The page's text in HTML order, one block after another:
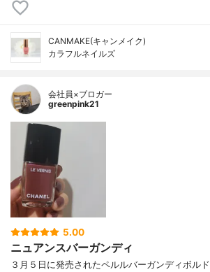
CANMAKE(キャンメイク)
カラフルネイルズ
会社員×ブロガー
greenpink21
5.00
ニュアンスバーガンディ
３月５日に発売されたペルルバーガンディボル